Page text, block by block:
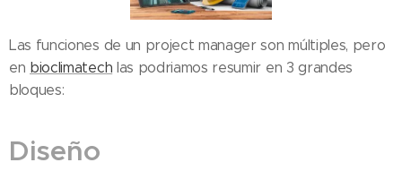
Las funciones de un project manager son múltiples, pero
en bioclimatech las podriamos resumir en 3 grandes
bloques:
Diseño